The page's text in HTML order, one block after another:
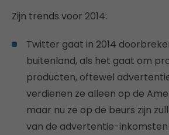
Zijn trends voor 2014:
Twitter gaat in 2014
buitenland, als het gaat om
producten, oftewel
verdienen ze alleen op de
maar nu ze op de beurs zijn
van de advertentie-